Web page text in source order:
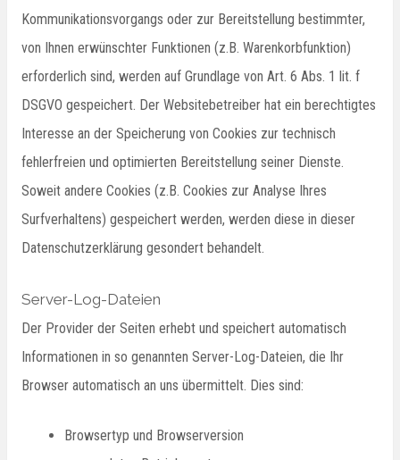
Kommunikationsvorgangs oder zur Bereitstellung bestimmter,
von Ihnen erwünschter Funktionen (z.B. Warenkorbfunktion)
erforderlich sind, werden auf Grundlage von Art. 6 Abs. 1 lit. f
DSGVO gespeichert. Der Websitebetreiber hat ein berechtigtes
Interesse an der Speicherung von Cookies zur technisch
fehlerfreien und optimierten Bereitstellung seiner Dienste.
Soweit andere Cookies (z.B. Cookies zur Analyse Ihres
Surfverhaltens) gespeichert werden, werden diese in dieser
Datenschutzerklärung gesondert behandelt.
Server-Log-Dateien
Der Provider der Seiten erhebt und speichert automatisch
Informationen in so genannten Server-Log-Dateien, die Ihr
Browser automatisch an uns übermittelt. Dies sind:
Browsertyp und Browserversion